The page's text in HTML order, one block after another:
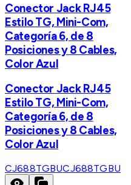
Conector Jack RJ45
Estilo TG, Mini-Com,
Categoría 6, de 8
Posiciones y 8 Cables,
Color Azul
Conector Jack RJ45
Estilo TG, Mini-Com,
Categoría 6, de 8
Posiciones y 8 Cables,
Color Azul
CJ688TGBUCJ688TGBU